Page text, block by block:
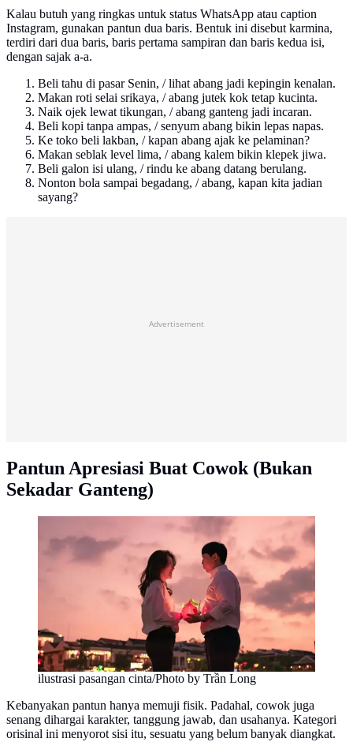
Kalau butuh yang ringkas untuk status WhatsApp atau caption
Instagram, gunakan pantun dua baris. Bentuk ini disebut karmina,
terdiri dari dua baris, baris pertama sampiran dan baris kedua isi,
dengan sajak a-a.
Beli tahu di pasar Senin, / lihat abang jadi kepingin kenalan.
Makan roti selai srikaya, / abang jutek kok tetap kucinta.
Naik ojek lewat tikungan, / abang ganteng jadi incaran.
Beli kopi tanpa ampas, / senyum abang bikin lepas napas.
Ke toko beli lakban, / kapan abang ajak ke pelaminan?
Makan seblak level lima, / abang kalem bikin klepek jiwa.
Beli galon isi ulang, / rindu ke abang datang berulang.
Nonton bola sampai begadang, / abang, kapan kita jadian
sayang?
Advertisement
Pantun Apresiasi Buat Cowok (Bukan
Sekadar Ganteng)
ilustrasi pasangan cinta/Photo by Trần Long
Kebanyakan pantun hanya memuji fisik. Padahal, cowok juga
senang dihargai karakter, tanggung jawab, dan usahanya. Kategori
orisinal ini menyorot sisi itu, sesuatu yang belum banyak diangkat.